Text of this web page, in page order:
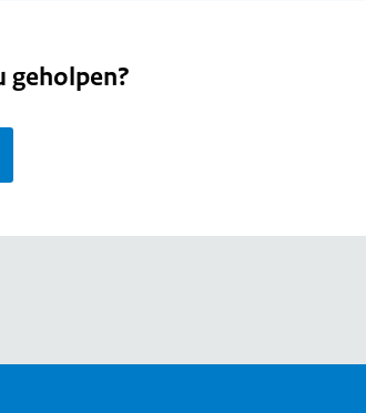
geholpen?